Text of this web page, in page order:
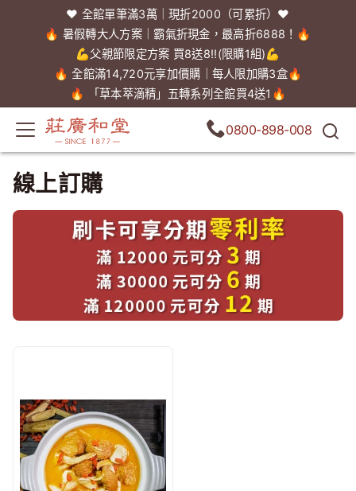
❤️ 全館單筆滿3萬｜現折2000（可累折）❤️
🔥 暑假轉大人方案｜霸氣折現金，最高折6888！🔥
💪父親節限定方案 買8送8!!(限購1組)💪
🔥 全館滿14,720元享加價購｜每人限加購3盒🔥
🔥 「草本萃滴精」五轉系列全館買4送1🔥
0800-898-008
線上訂購